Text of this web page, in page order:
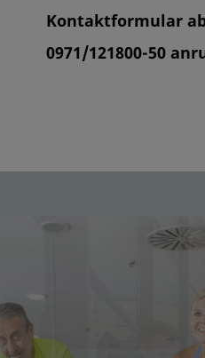
Kontaktformular
0971/121800-50